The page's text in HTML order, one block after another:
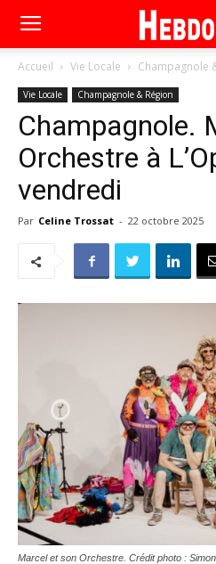
Accueil Vie Locale Champagnole
Vie Locale Champagnole & Région
Champagnole.
Orchestre à
vendredi
Par Celine Trossat - 22 octobre 2025
Marcel et son Orchestre. Crédit photo :